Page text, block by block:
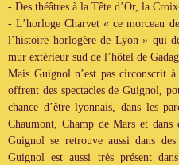
- Des théâtres à la Tête d’Or, la
- L’horloge Charvet « ce morceau
l’histoire horlogère de Lyon » qui
mur extérieur sud de l’hôtel de
Mais Guignol n’est pas circonscrit
offrent des spectacles de Guignol,
chance d’être lyonnais, dans les
Chaumont, Champ de Mars et
Guignol se retrouve aussi dans
Guignol est aussi très présent